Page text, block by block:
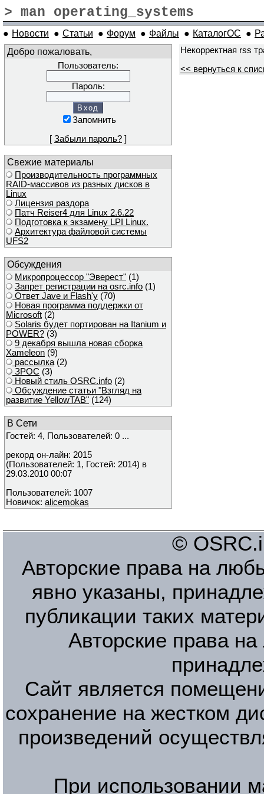
> man operating_systems
● Новости ● Статьи ● Форум ● Файлы ● КаталогОС ●
Добро пожаловать,
Пользователь:
Пароль:
Запомнить
[ Забыли пароль? ]
Свежие материалы
Производительность программных
RAID-массивов из разных дисков в
Linux
Лицензия раздора
Патч Reiser4 для Linux 2.6.22
Подготовка к экзамену LPI Linux.
Архитектура файловой системы
UFS2
Обсуждения
Микропроцессор "Эверест" (1)
Запрет регистрации на osrc.info (1)
Ответ Javе и Flash'у (70)
Новая программа поддержки от
Microsoft (2)
Solaris будет портирован на Itanium и
POWER? (3)
9 декабря вышла новая сборка
Xameleon (9)
рассылка (2)
ЗРОС (3)
Новый стиль OSRC.info (2)
Обсуждение статьи "Взгляд на
развитие YellowTAB" (124)
В Сети
Гостей: 4, Пользователей: 0 ...
рекорд он-лайн: 2015
(Пользователей: 1, Гостей: 2014) в
29.03.2010 00:07
Пользователей: 1007
Новичок: alicemokas
Некорректная rss
<< вернуться к
©
Авторские права на
явно указаны,
публикации таких
Авторские права
Сайт является
сохранение на жестком
произведений
При использовании